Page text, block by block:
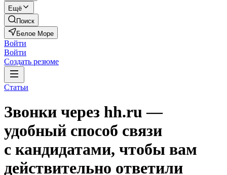
Ещё
Поиск
Белое Море
Войти
Войти
Создать резюме
Статьи
Звонки через hh.ru —
удобный способ связи
с кандидатами, чтобы вам
действительно ответили